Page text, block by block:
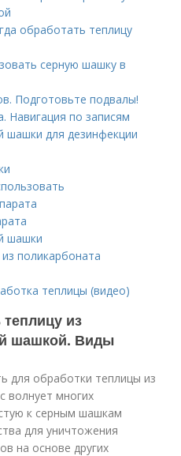
обработать теплицу
серную шашку в
Подготовьте подвалы!
Навигация по записям
шашки для дезинфекции
шашки
поликарбоната
теплицы (видео)
из
шашкой. Виды
для обработки теплицы из
волнует многих
к серным шашкам
для уничтожения
на основе других